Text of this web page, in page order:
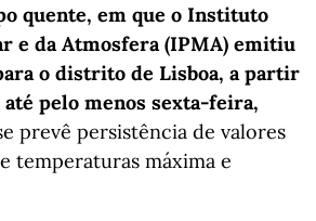
quente, em que o Instituto
e da Atmosfera (IPMA) emitiu
o distrito de Lisboa, a partir
pelo menos sexta-feira,
prevê persistência de valores
temperaturas máxima e